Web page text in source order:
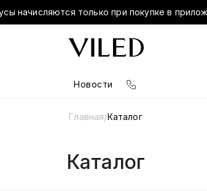
начисляются только при покупке в
Новости
Главная/Каталог
Каталог